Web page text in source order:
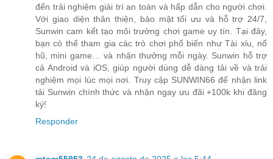
đến trải nghiệm giải trí an toàn và hấp dẫn cho người chơi.
Với giao diện thân thiện, bảo mật tối ưu và hỗ trợ 24/7,
Sunwin cam kết tạo môi trường chơi game uy tín. Tại đây,
bạn có thể tham gia các trò chơi phổ biến như Tài xỉu, nổ
hũ, mini game… và nhận thưởng mỗi ngày. Sunwin hỗ trợ
cả Android và iOS, giúp người dùng dễ dàng tải về và trải
nghiệm mọi lúc mọi nơi. Truy cập SUNWIN66 để nhận link
tải Sunwin chính thức và nhận ngay ưu đãi +100k khi đăng
ký!
Responder